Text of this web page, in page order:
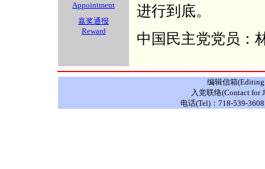
Appointment
嘉奖通报
Reward
进行到底。
中国民主党党员：
编辑信箱
入党联络(Contact for
电话(Tel)：718-539-